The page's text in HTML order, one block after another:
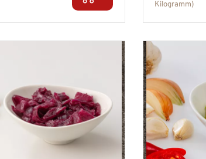
Kilogramm)